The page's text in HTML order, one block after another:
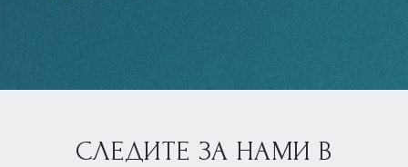
СЛЕДИТЕ ЗА НАМИ В